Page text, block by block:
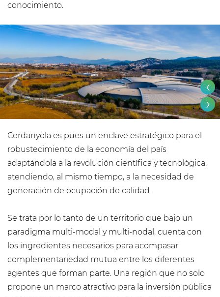
conocimiento.
‹
›
Cerdanyola es pues un enclave estratégico para el
robustecimiento de la economía del país
adaptándola a la revolución científica y tecnológica,
atendiendo, al mismo tiempo, a la necesidad de
generación de ocupación de calidad.
Se trata por lo tanto de un territorio que bajo un
paradigma multi-modal y multi-nodal, cuenta con
los ingredientes necesarios para acompasar
complementariedad mutua entre los diferentes
agentes que forman parte. Una región que no solo
propone un marco atractivo para la inversión pública